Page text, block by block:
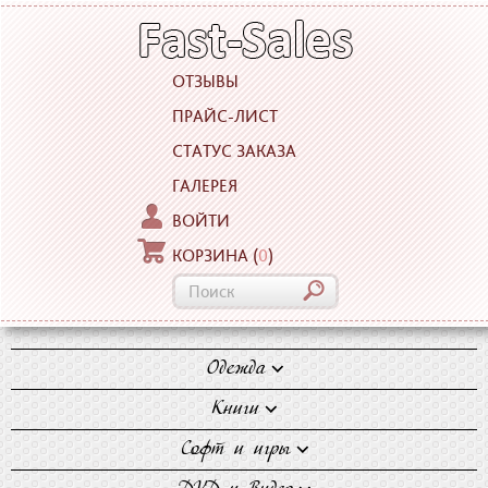
ОТЗЫВЫ
ПРАЙС-ЛИСТ
СТАТУС ЗАКАЗА
ГАЛЕРЕЯ
ВОЙТИ
КОРЗИНА(0)
Одежда
Блузки
Джинсы
Майки
Книги
Художественная
литература
Софт и игры